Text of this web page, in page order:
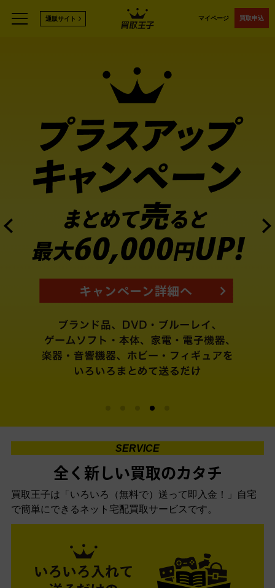
マイページ 買取申込
通販サイト
SERVICE
全く新しい買取のカタチ
買取王子は「いろいろ（無料で）送って即入金！」自宅
で簡単にできるネット宅配買取サービスです。